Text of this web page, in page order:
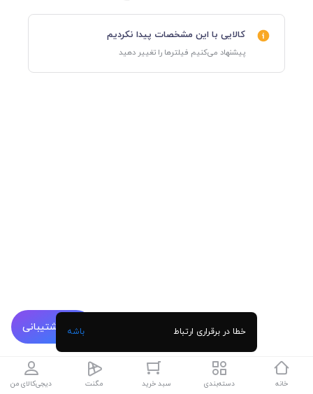
پشتیبانی
کالایی با این مشخصات پیدا نکردیم
پیشنهاد می‌کنیم فیلترها را تغییر دهید
خانه دسته‌بندی سبد خرید مگنت دیجی‌کالای من
خطا در برقراری ارتباط باشه